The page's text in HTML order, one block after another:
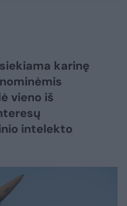
karinę
vieno iš
intelekto